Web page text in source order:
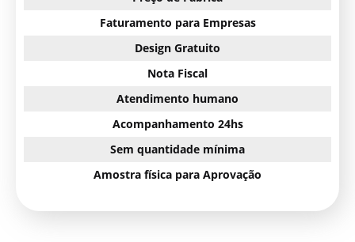
Faturamento para Empresas
Design Gratuito
Nota Fiscal
Atendimento humano
Acompanhamento 24hs
Sem quantidade mínima
Amostra física para Aprovação